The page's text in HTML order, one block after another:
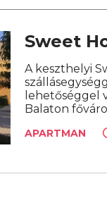
Sweet
A keszthelyi
lehetőséggel
Balaton
APARTMAN